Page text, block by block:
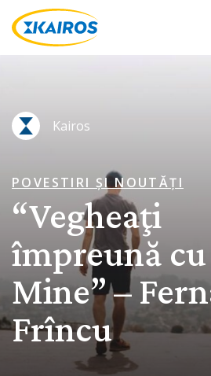
Kairos
POVESTIRI ȘI NOUTĂȚI
“Vegheaţi
împreună cu
Mine” –
Frîncu